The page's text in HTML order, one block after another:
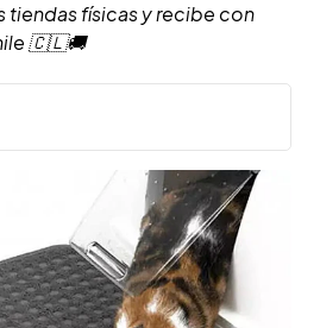
tiendas físicas y recibe con
🇨🇱🚚